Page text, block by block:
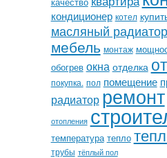
кондиционер котел
масляный радиатор
мебель монтаж
обогрев окна отделка
покупка. пол помещение
радиатор ремонт
отопления
температура тепло
трубы тёплый пол